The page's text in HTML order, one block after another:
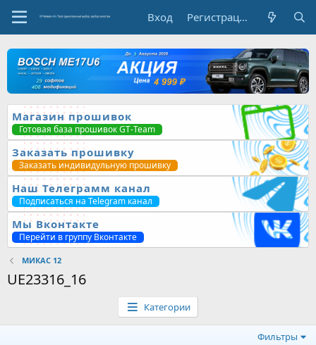
Вход Регистрация
Магазин прошивок
Готовая база прошивок GT-Team
Заказать прошивку
Заказать индивидульную прошивку
Наш Телеграмм канал
Подписаться на Telegram канал
Мы Вконтакте
Перейти в группу Вконтакте
МИКАС 12
UE23316_16
Категории
Фильтры